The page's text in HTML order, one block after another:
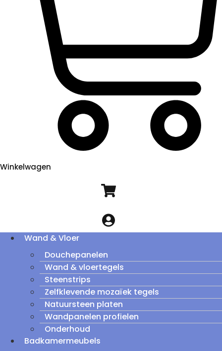
Winkelwagen
Wand & Vloer
Douchepanelen
Wand & vloertegels
Steenstrips
Zelfklevende mozaïek tegels
Natuursteen platen
Wandpanelen profielen
Onderhoud
Badkamermeubels